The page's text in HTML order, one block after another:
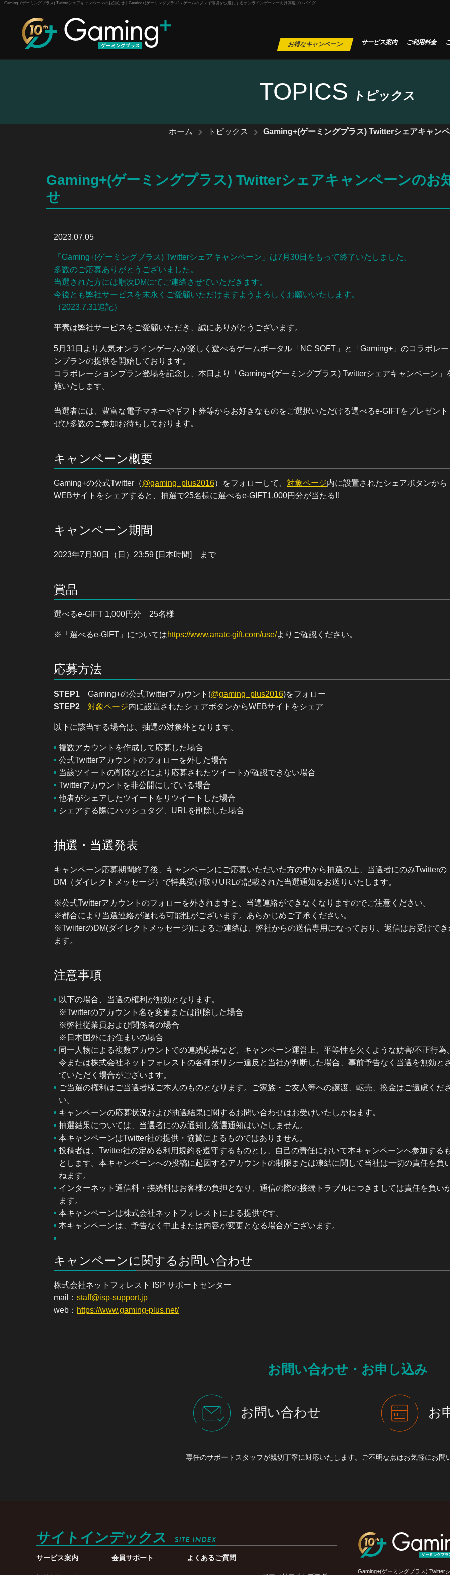
Gaming+(ゲーミングプラス) Twitterシェアキャンペーンのお知らせ｜Gaming+(ゲーミングプラス) - ゲームのプレイ環境を快適にするオンラインゲーマー向け高速プロバイダ
お得なキャンペーン サービス案内 ご利用料金
ホーム トピックス Gaming+(ゲーミングプラス) Twitterシェアキャン
TOPICS トピックス
Gaming+(ゲーミングプラス) Twitterシェアキャンペーンのお
せ
2023.07.05
「Gaming+(ゲーミングプラス) Twitterシェアキャンペーン」は7月30日をもって終了いたしました。
多数のご応募ありがとうございました。
当選された方には順次DMにてご連絡させていただきます。
今後とも弊社サービスを末永くご愛顧いただけますようよろしくお願いいたします。
（2023.7.31追記）
平素は弊社サービスをご愛顧いただき、誠にありがとうございます。
5月31日より人気オンラインゲームが楽しく遊べるゲームポータル「NC SOFT」と「Gaming+」のコラボレー
ンプランの提供を開始しております。
コラボレーションプラン登場を記念し、本日より「Gaming+(ゲーミングプラス) Twitterシェアキャンペーン」
施いたします。
当選者には、豊富な電子マネーやギフト券等からお好きなものをご選択いただける選べるe-GIFTをプレゼント
ぜひ多数のご参加お待ちしております。
キャンペーン概要
Gaming+の公式Twitter（@gaming_plus2016）をフォローして、 対象ページ内に設置されたシェアボタンから
WEBサイトをシェアすると、抽選で25名様に選べるe-GIFT1,000円分が当たる!!
キャンペーン期間
2023年7月30日（日）23:59 [日本時間] まで
賞品
選べるe-GIFT 1,000円分 25名様
※「選べるe-GIFT」についてはhttps://www.anatc-gift.com/use/よりご確認ください。
応募方法
STEP1 Gaming+の公式Twitterアカウント(@gaming_plus2016)をフォロー
STEP2
対象ページ内に設置されたシェアボタンからWEBサイトをシェア
以下に該当する場合は、抽選の対象外となります。
複数アカウントを作成して応募した場合
公式Twitterアカウントのフォローを外した場合
当該ツイートの削除などにより応募されたツイートが確認できない場合
Twitterアカウントを非公開にしている場合
他者がシェアしたツイートをリツイートした場合
シェアする際にハッシュタグ、URLを削除した場合
抽選・当選発表
キャンペーン応募期間終了後、キャンペーンにご応募いただいた方の中から抽選の上、当選者にのみTwitterの
DM（ダイレクトメッセージ）で特典受け取りURLの記載された当選通知をお送りいたします。
※公式Twitterアカウントのフォローを外されますと、当選連絡ができなくなりますのでご注意ください。
※都合により当選連絡が遅れる可能性がございます。あらかじめご了承ください。
※TwiiterのDM(ダイレクトメッセージ)によるご連絡は、弊社からの送信専用になっており、返信はお受けでき
ます。
注意事項
以下の場合、当選の権利が無効となります。
※Twitterのアカウント名を変更または削除した場合
※弊社従業員および関係者の場合
※日本国外にお住まいの場合
同一人物による複数アカウントでの連続応募など、キャンペーン運営上、平等性を欠くような妨害/不正行為
令または株式会社ネットフォレストの各種ポリシー違反と当社が判断した場合、事前予告なく当選を無効と
ていただく場合がございます。
ご当選の権利はご当選者様ご本人のものとなります。ご家族・ご友人等への譲渡、転売、換金はご遠慮くだ
い。
キャンペーンの応募状況および抽選結果に関するお問い合わせはお受けいたしかねます。
抽選結果については、当選者にのみ通知し落選通知はいたしません。
本キャンペーンはTwitter社の提供・協賛によるものではありません。
投稿者は、Twitter社の定める利用規約を遵守するものとし、自己の責任において本キャンペーンへ参加する
とします。本キャンペーンへの投稿に起因するアカウントの制限または凍結に関して当社は一切の責任を負
ねます。
インターネット通信料・接続料はお客様の負担となり、通信の際の接続トラブルにつきましては責任を負い
ます。
本キャンペーンは株式会社ネットフォレストによる提供です。
本キャンペーンは、予告なく中止または内容が変更となる場合がございます。
キャンペーンに関するお問い合わせ
株式会社ネットフォレスト ISP サポートセンター​
mail： staff@isp-support.jp
web： https://www.gaming-plus.net/
お問い合わせ・お申し込み
お問い合わせ お
専任のサポートスタッフが親切丁寧に対応いたします。ご不明な点はお気軽にお問
サイトインデックス SITE INDEX
サービス案内 会員サポート よくあるご質問
Gaming+(ゲーミングプラス) Twitter